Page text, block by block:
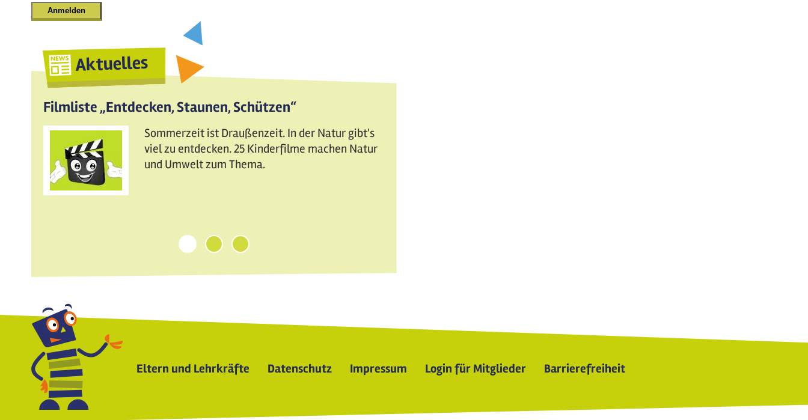
Aktuelles
Filmliste „Entdecken, Staunen, Schützen“
Sommerzeit ist Draußenzeit. In der Natur gibt's
viel zu entdecken. 25 Kinderfilme machen Natur
und Umwelt zum Thema.
1 2 3
Eltern und Lehrkräfte Datenschutz Impressum Login für Mitglieder Barrierefreiheit